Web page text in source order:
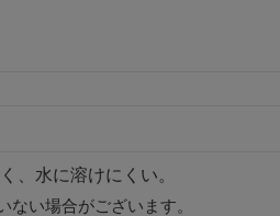
、水に溶けにくい。
ない場合がございます。